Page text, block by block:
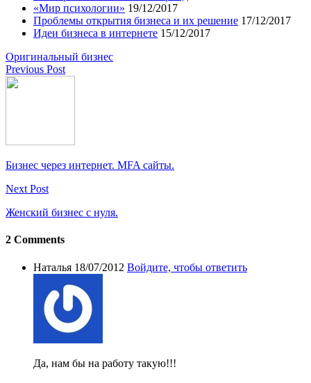
«Мир психологии» 19/12/2017
Проблемы открытия бизнеса и их решение 17/12/2017
Идеи бизнеса в интернете 15/12/2017
Оригинальный бизнес
Previous Post
Бизнес через интернет. MFA сайты.
Next Post
Женский бизнес с нуля.
2 Comments
Наталья 18/07/2012 Войдите, чтобы ответить
Да, нам бы на работу такую!!!